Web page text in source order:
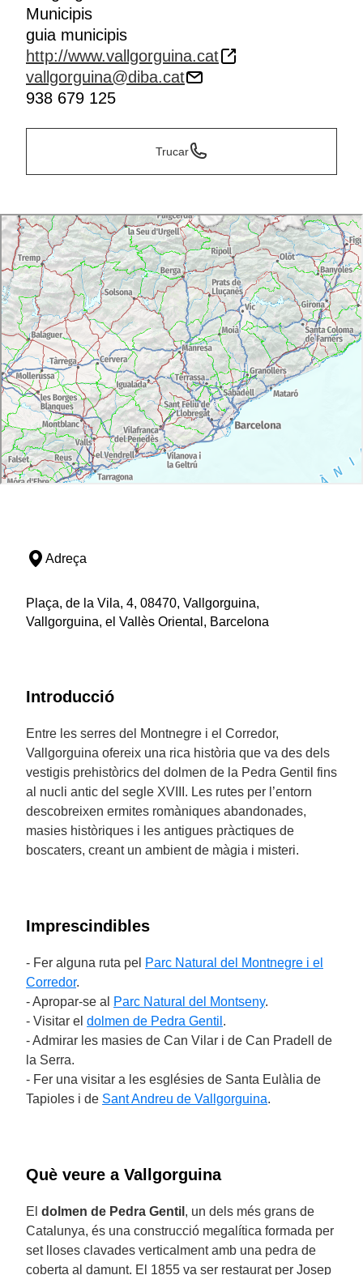
Municipis
guia municipis
http://www.vallgorguina.cat
vallgorguina@diba.cat
938 679 125
Trucar
Adreça
Plaça, de la Vila, 4, 08470, Vallgorguina,
Vallgorguina, el Vallès Oriental, Barcelona
Introducció
Entre les serres del Montnegre i el Corredor,
Vallgorguina ofereix una rica història que va des dels
vestigis prehistòrics del dolmen de la Pedra Gentil fins
al nucli antic del segle XVIII. Les rutes per l’entorn
descobreixen ermites romàniques abandonades,
masies històriques i les antigues pràctiques de
boscaters, creant un ambient de màgia i misteri.
Imprescindibles
- Fer alguna ruta pel Parc Natural del Montnegre i el
Corredor.
- Apropar-se al
Parc Natural del Montseny.
- Visitar el dolmen de Pedra Gentil .
- Admirar les masies de Can Vilar i de Can Pradell de
la Serra.
- Fer una visitar a les esglésies de Santa Eulàlia de
Tapioles i de Sant Andreu de Vallgorguina.
Què veure a Vallgorguina
El dolmen de Pedra Gentil , un dels més grans de
Catalunya, és una construcció megalítica formada per
set lloses clavades verticalment amb una pedra de
coberta al damunt. El 1855 va ser restaurat per Josep